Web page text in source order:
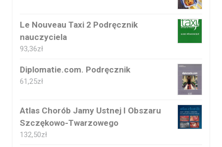
Le Nouveau Taxi 2 Podręcznik
nauczyciela
93,36zł
Diplomatie.com. Podręcznik
61,25zł
Atlas Chorób Jamy Ustnej I Obszaru
Szczękowo-Twarzowego
132,50zł